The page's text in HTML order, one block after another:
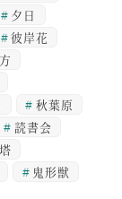
夕日
彼岸花
秋葉原
読書会
鬼形獣